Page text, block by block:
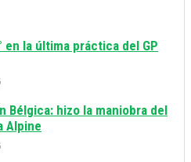
en la última práctica del GP
Bélgica: hizo la maniobra del
Alpine